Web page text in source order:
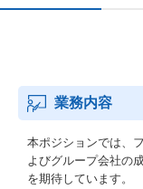
業務内容
本ポジションでは、
よびグループ会社の
を期待しています。